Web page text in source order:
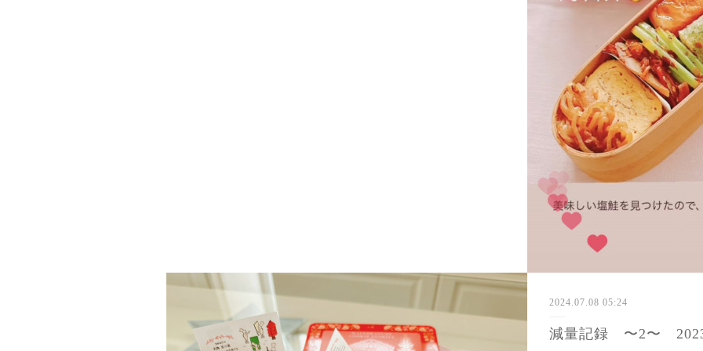
2024.07.08 05:24
減量記録 〜2〜